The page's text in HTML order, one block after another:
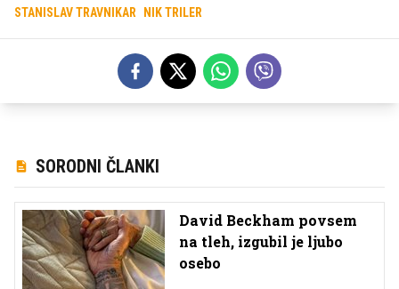
STANISLAV TRAVNIKAR NIK TRILER
SORODNI ČLANKI
David Beckham povsem
na tleh, izgubil je ljubo
osebo